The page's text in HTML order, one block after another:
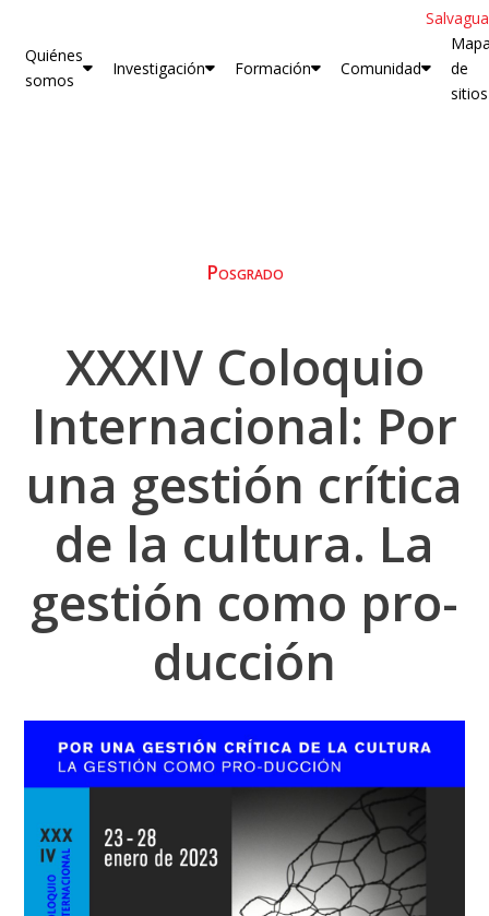
Quiénes
somos
Investigación Formación Comunidad
de
sitios
Posgrado
XXXIV Coloquio
Internacional: Por
una gestión crítica
de la cultura. La
gestión como pro-
ducción